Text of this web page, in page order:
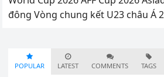
đông Vòng chung kết U23 châu Á
POPULAR LATEST COMMENTS TAGS